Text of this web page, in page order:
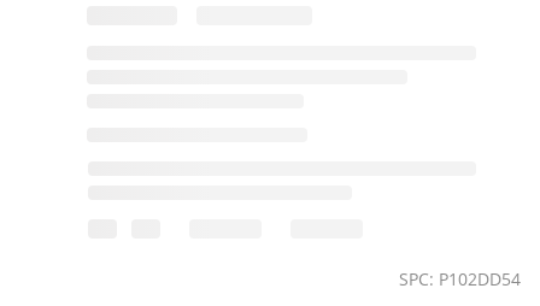
SPC: P102DD54